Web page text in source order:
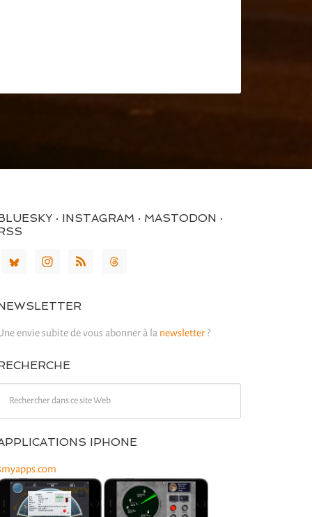
· INSTAGRAM · MASTODON ·
envie subite de vous abonner à la newsletter ?
IPHONE